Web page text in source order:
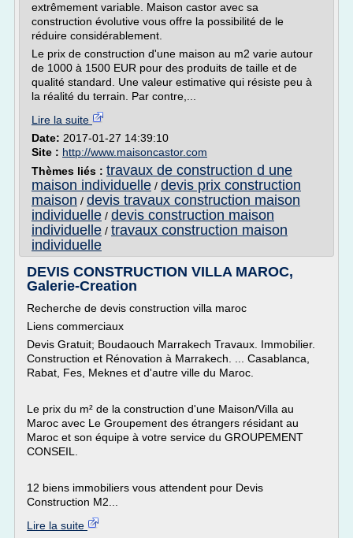
extrêmement variable. Maison castor avec sa
construction évolutive vous offre la possibilité de le
réduire considérablement.
Le prix de construction d'une maison au m2 varie autour
de 1000 à 1500 EUR pour des produits de taille et de
qualité standard. Une valeur estimative qui résiste peu à
la réalité du terrain. Par contre,...
Lire la suite
Date: 2017-01-27 14:39:10
Site : http://www.maisoncastor.com
Thèmes liés : travaux de construction d une
maison individuelle / devis prix construction
maison / devis travaux construction maison
individuelle / devis construction maison
individuelle / travaux construction maison
individuelle
DEVIS CONSTRUCTION VILLA MAROC,
Galerie-Creation
Recherche de devis construction villa maroc
Liens commerciaux
Devis Gratuit; Boudaouch Marrakech Travaux. Immobilier.
Construction et Rénovation à Marrakech. ... Casablanca,
Rabat, Fes, Meknes et d'autre ville du Maroc.
Le prix du m² de la construction d'une Maison/Villa au
Maroc avec Le Groupement des étrangers résidant au
Maroc et son équipe à votre service du GROUPEMENT
CONSEIL.
12 biens immobiliers vous attendent pour Devis
Construction M2...
Lire la suite